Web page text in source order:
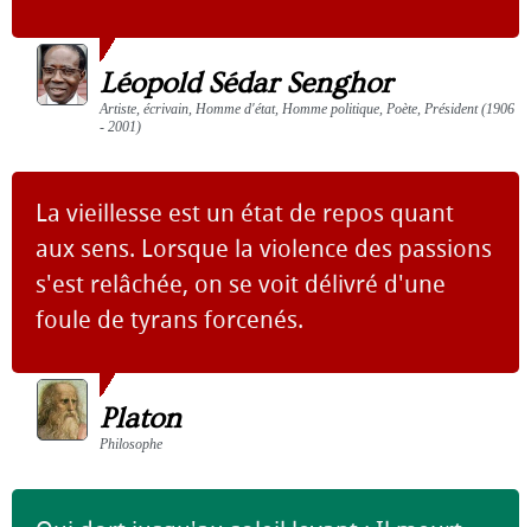
Léopold Sédar Senghor
Artiste, écrivain, Homme d'état, Homme politique, Poète, Président (1906
- 2001)
La vieillesse est un état de repos quant
aux sens. Lorsque la violence des passions
s'est relâchée, on se voit délivré d'une
foule de tyrans forcenés.
Platon
Philosophe